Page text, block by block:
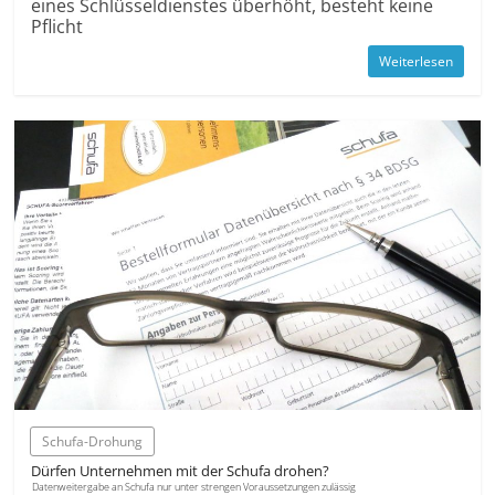
eines Schlüssel­dienstes überhöht, besteht keine
Pflicht
Weiterlesen
Schufa-Drohung
Dürfen Unternehmen mit der Schufa drohen?
Datenweitergabe an Schufa nur unter strengen Voraussetzungen zulässig